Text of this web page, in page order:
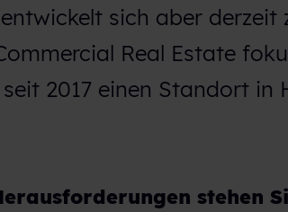
sich aber derzeit
Real Estate
2017 einen Standort in
stehen